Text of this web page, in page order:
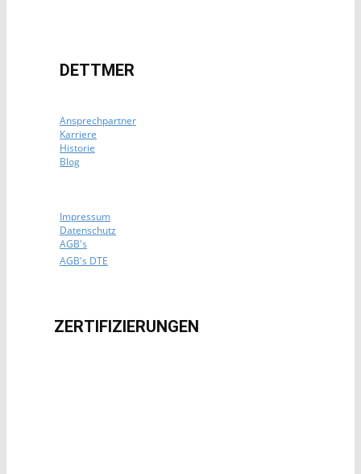
DETTMER
Ansprechpartner
Karriere
Historie
Blog
Impressum
Datenschutz
AGB's
AGB's DTE
ZERTIFIZIERUNG​EN